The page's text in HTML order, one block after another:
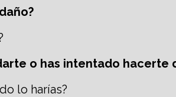
o has intentado hacerte
lo harías?